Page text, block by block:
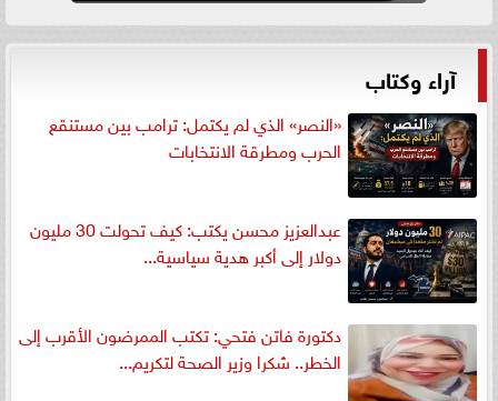
آراء وكتاب
«النصر» الذي لم يكتمل: ترامب بين مستنقع
الحرب ومطرقة الانتخابات
عبدالعزيز محسن يكتب: كيف تحولت 30 مليون
دولار إلى أكبر هدية سياسية...
دكتورة فاتن فتحي: تكتب الممرضون الأقرب إلى
الخطر.. شكرا وزير الصحة لتكريم...